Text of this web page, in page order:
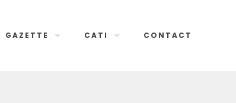
GAZETTE CATI CONTACT